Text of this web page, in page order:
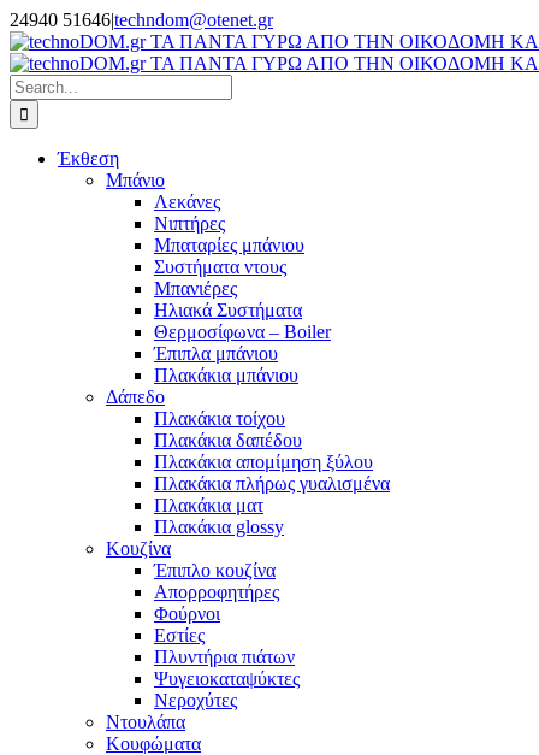
Skip
to
content
24940 51646|techndom@otenet.gr
Facebook
Instagram
Search
for:
Έκθεση
Μπάνιο
Λεκάνες
Νιπτήρες
Μπαταρίες μπάνιου
Συστήματα ντους
Μπανιέρες
Ηλιακά Συστήματα
Θερμοσίφωνα – Boiler
Έπιπλα μπάνιου
Πλακάκια μπάνιου
Δάπεδο
Πλακάκια τοίχου
Πλακάκια δαπέδου
Πλακάκια απομίμηση ξύλου
Πλακάκια πλήρως γυαλισμένα
Πλακάκια ματ
Πλακάκια glossy
Κουζίνα
Έπιπλο κουζίνα
Απορροφητήρες
Φούρνοι
Εστίες
Πλυντήρια πιάτων
Ψυγειοκαταψύκτες
Νεροχύτες
Ντουλάπα
Κουφώματα